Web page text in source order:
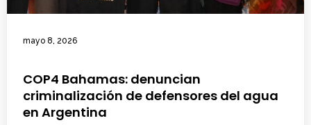
mayo 8, 2026
COP4 Bahamas: denuncian
criminalización de defensores del agua
en Argentina